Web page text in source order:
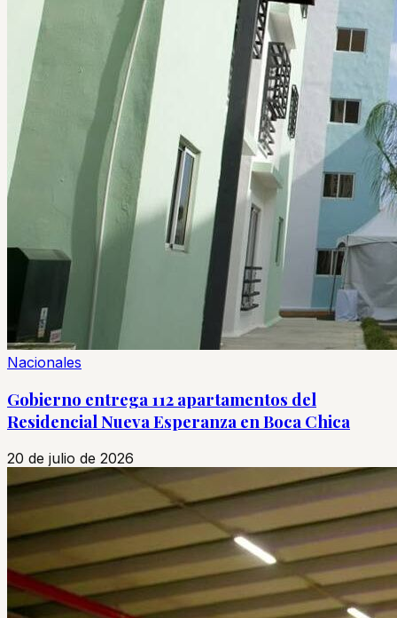
Nacionales
Gobierno entrega 112 apartamentos del
Residencial Nueva Esperanza en Boca Chica
20 de julio de 2026